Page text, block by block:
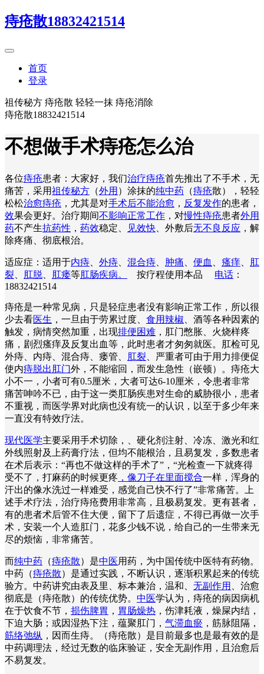
痔疮散18832421514
首页
登录
祖传秘方 痔疮散 轻轻一抹 痔疮消除
痔疮散18832421514
不想做手术痔疮怎么治
各位痔疮患者：大家好，我们治疗痔疮首先推出了不手术，无
痛苦，采用祖传秘方 （外用 ）涂抹的纯中药 （痔疮散），轻轻
松松治愈痔疮 ，尤其是对手术后不能治愈 ， 反复发作的患者，
效果会更好。治疗期间不影响正常工作 ，对慢性痔疮患者外用
药不产生抗药性 ， 药效稳定、 见效快 、外敷后无不良反应 ，解
除疼痛、彻底根治。
适应症：适用于内痔 外痔 混合痔 肿痛 便血 瘙痒
肛
裂
肛脱 肛瘘等肛肠疾病。 按疗程使用本品 电话 ：
18832421514
痔疮是一种常见病，只是轻症患者没有影响正常工作，所以很
少去看医生 ，一旦由于劳累过度、 食用辣椒 、酒等各种因素的
触发，病情突然加重，出现排便困难 ，肛门憋胀、火烧样疼
痛，剧烈瘙痒及反复出血等，此时患者才匆匆就医。肛检可见
外痔、内痔、混合痔、瘘管、
肛裂 、严重者可由于用力排便促
使内痔脱出肛门外，不能缩回，而发生急性（嵌顿）。痔疮大
小不一，小者可有0.5厘米，大者可达6-10厘米，令患者非常
痛苦呻吟不已，由于这一类肛肠疾患对生命的威胁很小，患者
不重视，而医学界对此病也没有统一的认识，以至于多少年来
一直没有特效疗法。
现代医学主要采用手术切除，、硬化剂注射、冷冻、激光和红
外线照射及上药膏疗法，但均不能根治，且易复发，多数患者
在术后表示：“再也不做这样的手术了”，“光检查一下就疼得
受不了，打麻药的时候更疼 ，像刀子在里面搅合一样，浑身的
汗出的像水洗过一样难受，感觉自己快不行了”非常痛苦。上
述手术疗法，治疗痔疮费用非常高，且极易复发。更有甚者，
有的患者术后管不住大便，留下了后遗症，不得已再做一次手
术，安装一个人造肛门，花多少钱不说，给自己的一生带来无
尽的烦恼，非常痛苦。
而纯中药 （痔疮散）是中医用药，为中国传统中医特有药物。
中药（痔疮散）是通过实践，不断认识，逐渐积累起来的传统
验方。中药讲究由表及里、标本兼治，温和、 无副作用
、治愈
彻底是（痔疮散）的传统优势。 中医学认为，痔疮的病因病机
在于饮食不节， 损伤脾胃 ， 胃肠燥热 ，伤津耗液，燥屎内结，
下迫大肠；或因湿热下注，蕴聚肛门， 气滞血瘀 ，筋脉阻隔，
筋络弛纵 ，因而生痔。（痔疮散）是目前最多也是最有效的是
中药调理法，经过无数的临床验证，安全无副作用，且治愈后
不易复发。